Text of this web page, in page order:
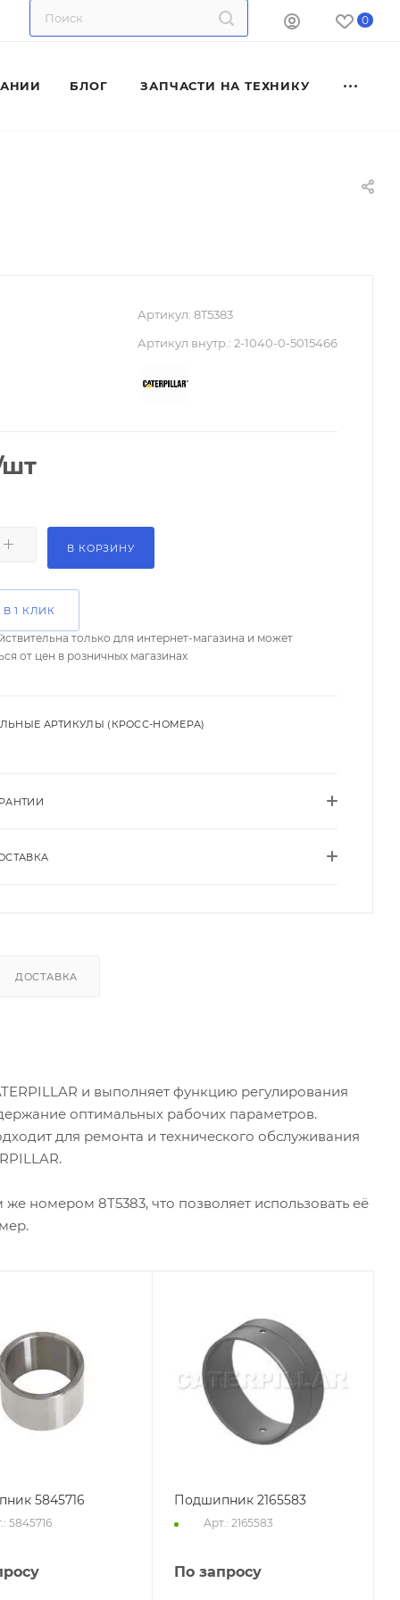
0
БЛОГ ЗАПЧАСТИ НА ТЕХНИКУ
Артикул: 8T5383
Артикул внутр.: 2-1040-0-5015466
В КОРЗИНУ
1 КЛИК
только для интернет-магазина и может
от цен в розничных магазинах
АРТИКУЛЫ (КРОСС-НОМЕРА)
ДОСТАВКА
и выполняет функцию регулирования
оптимальных рабочих параметров.
для ремонта и технического обслуживания
номером 8T5383, что позволяет использовать её
5845716
5845716
Подшипник 2165583
Арт.: 2165583
По запросу